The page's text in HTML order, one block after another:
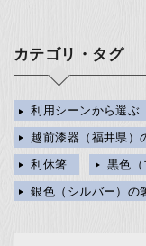
カテゴリ・タグ
利用シーンから選ぶ
越前漆器（福井県）
利休箸
黒色
銀色（シルバー）の